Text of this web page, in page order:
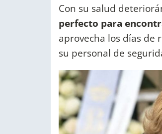
Con su salud
perfecto para
aprovecha los días
su personal de